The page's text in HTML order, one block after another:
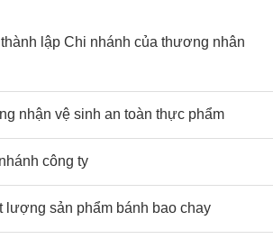
lập Chi nhánh của thương nhân
nhận vệ sinh an toàn thực phẩm
công ty
lượng sản phẩm bánh bao chay